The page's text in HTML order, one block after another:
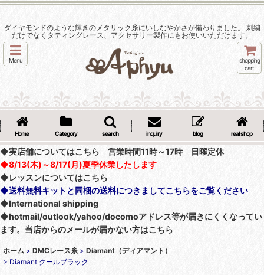
ダイヤモンドのような輝きのメタリック糸にいしなやかさが備わりました。 刺繍
だけでなくタティングレース、アクセサリー製作にもお使いいただけます。
Menu
shopping
cart
Home Category search inquiry blog real shop
◆実店舗についてはこちら 営業時間11時～17時 日曜定休
◆8/13(木)～8/17(月)夏季休業したします
◆レッスンについてはこちら
◆送料無料キットと同梱の送料につきましてこちらをご覧ください
◆International shipping
◆hotmail/outlook/yahoo/docomoアドレス等が届きにくくなってい
ます。当店からのメールが届かない方はこちら
ホーム > DMCレース糸 > Diamant（ディアマント）
> Diamant クールブラック